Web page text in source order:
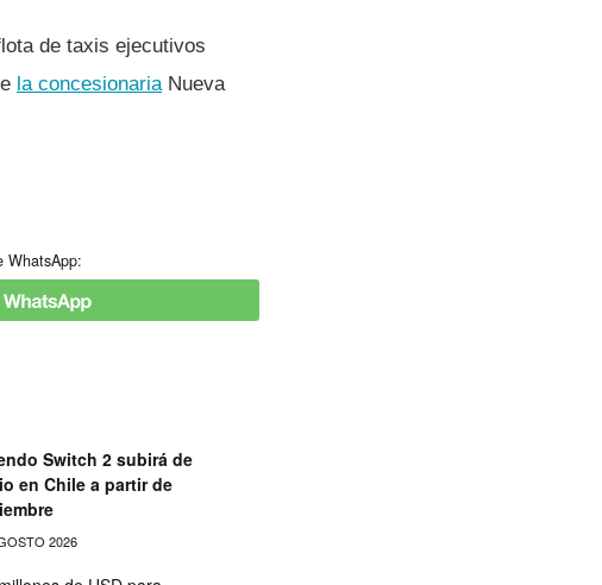
de taxis ejecutivos
la concesionaria Nueva
WhatsApp:
Switch 2 subirá de
en Chile a partir de
2026